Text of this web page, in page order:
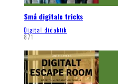
Små digitale tricks
Digital didaktik
871